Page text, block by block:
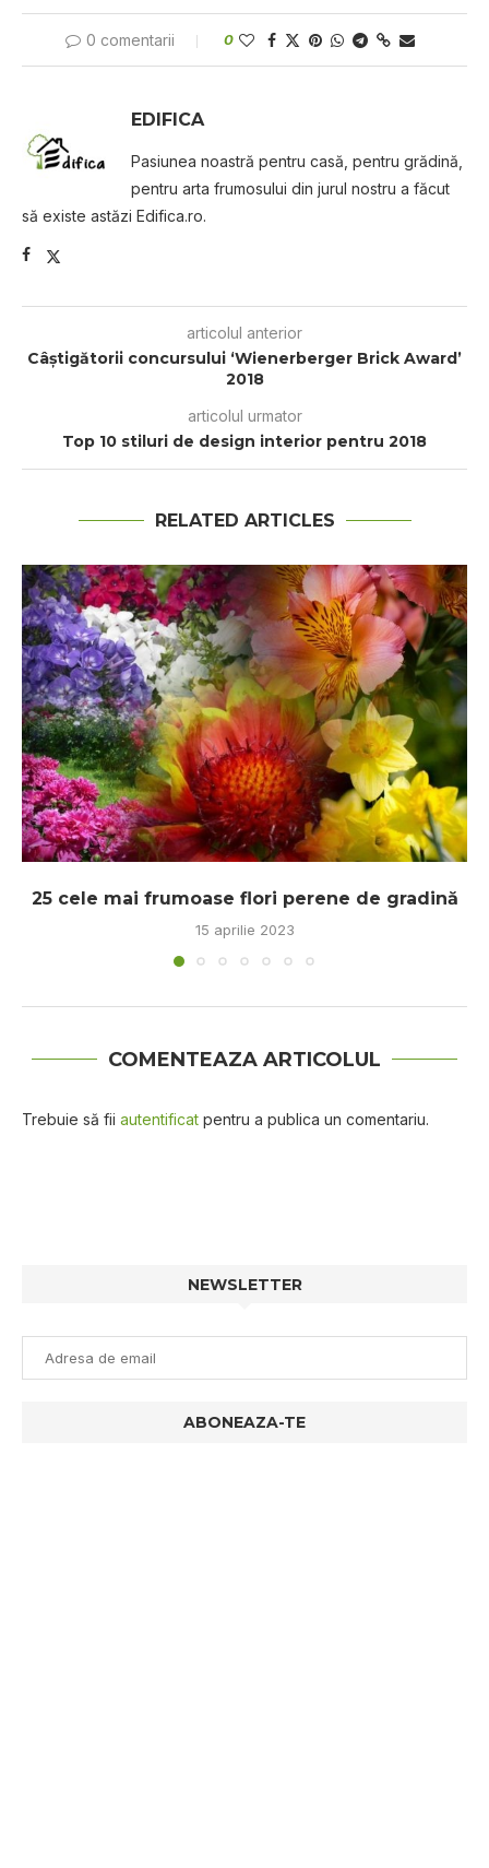
0 comentarii 0
EDIFICA
Pasiunea noastră pentru casă, pentru grădină,
pentru arta frumosului din jurul nostru a făcut
să existe astăzi Edifica.ro.
articolul anterior
Câștіgătоrіі соnсurѕuluі ‘Wienerberger Brісk Awаrd’
2018
articolul urmator
Top 10 stiluri de design interior pentru 2018
RELATED ARTICLES
25 cele mai frumoase flori perene de gradină
15 aprilie 2023
COMENTEAZA ARTICOLUL
Trebuie să fii autentificat pentru a publica un comentariu.
NEWSLETTER